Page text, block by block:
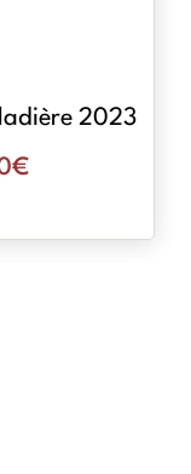
2023
€